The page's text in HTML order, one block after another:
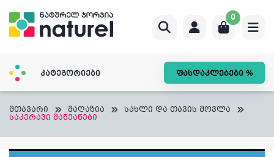
content
0
კატეგორიები ფასდაკლებები %
მთავარი მაღაზია სახლი და თავის მოვლა
საკერავი მანქანები